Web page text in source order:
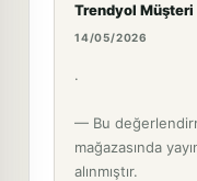
Trendyol Müşteri
14/05/2026
.
— Bu
mağazasında
alınmıştır.